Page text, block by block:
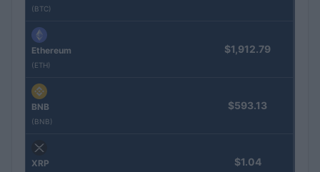
(BTC)
Ethereum
(ETH)
$1,912.79
BNB
(BNB)
$593.13
XRP $1.04